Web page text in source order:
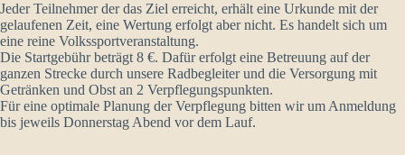
Jeder Teilnehmer der das Ziel erreicht, erhält eine Urkunde mit der
gelaufenen Zeit, eine Wertung erfolgt aber nicht. Es handelt sich um
eine reine Volkssportveranstaltung.
Die Startgebühr beträgt 8 €. Dafür erfolgt eine Betreuung auf der
ganzen Strecke durch unsere Radbegleiter und die Versorgung mit
Getränken und Obst an 2 Verpflegungspunkten.
Für eine optimale Planung der Verpflegung bitten wir um Anmeldung
bis jeweils Donnerstag Abend vor dem Lauf.